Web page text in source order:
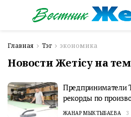
Главная Тэг экономика
Новости Жетісу на
Предприниматели
рекорды по
ЖАНАР МЫКТЫБАЕВА 3